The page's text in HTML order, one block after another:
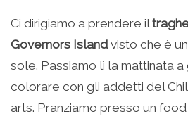
Ci dirigiamo a prendere il
Governors Islandvisto che è
sole. Passiamo lì la mattinata
colorare con gli addetti del
arts. Pranziamo presso un